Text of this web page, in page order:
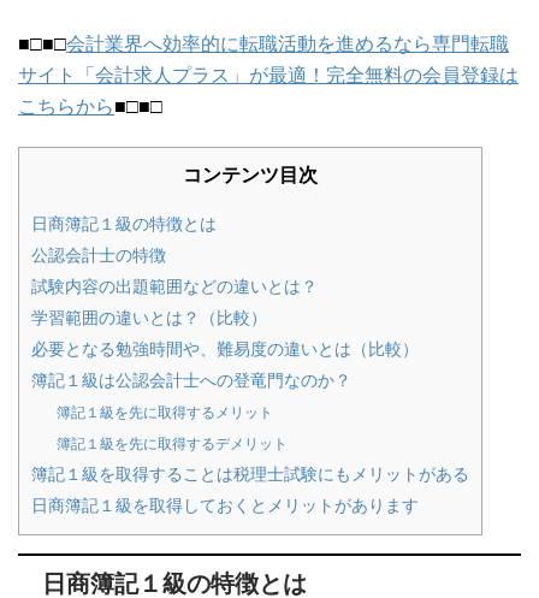
■□■□会計業界へ効率的に転職活動を進めるなら専門転職
サイト「会計求人プラス」が最適！完全無料の会員登録は
こちらから■□■□
コンテンツ目次
日商簿記１級の特徴とは
公認会計士の特徴
試験内容の出題範囲などの違いとは？
学習範囲の違いとは？（比較）
必要となる勉強時間や、難易度の違いとは（比較）
簿記１級は公認会計士への登竜門なのか？
簿記１級を先に取得するメリット
簿記１級を先に取得するデメリット
簿記１級を取得することは税理士試験にもメリットがある
日商簿記１級を取得しておくとメリットがあります
日商簿記１級の特徴とは